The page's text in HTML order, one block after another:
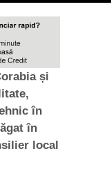
și
în
în
local